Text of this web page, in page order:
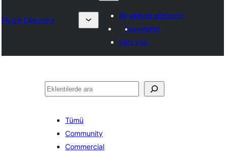
Plugin Directory
Bir eklenti gönderin
Favorilerim
Giriş yap
Ara
Tümü
Community
Commercial